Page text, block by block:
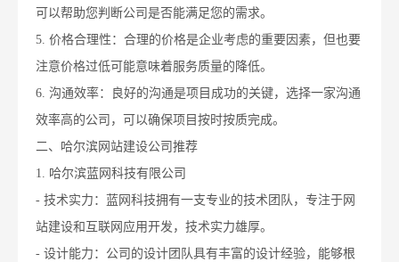
可以帮助您判断公司是否能满足您的需求。
5. 价格合理性：合理的价格是企业考虑的重要因素，但也要
注意价格过低可能意味着服务质量的降低。
6. 沟通效率：良好的沟通是项目成功的关键，选择一家沟通
效率高的公司，可以确保项目按时按质完成。
二、哈尔滨网站建设公司推荐
1. 哈尔滨蓝网科技有限公司
- 技术实力：蓝网科技拥有一支专业的技术团队，专注于网
站建设和互联网应用开发，技术实力雄厚。
- 设计能力：公司的设计团队具有丰富的设计经验，能够根